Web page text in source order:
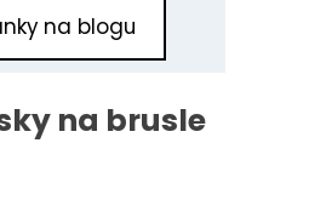
na blogu
na brusle